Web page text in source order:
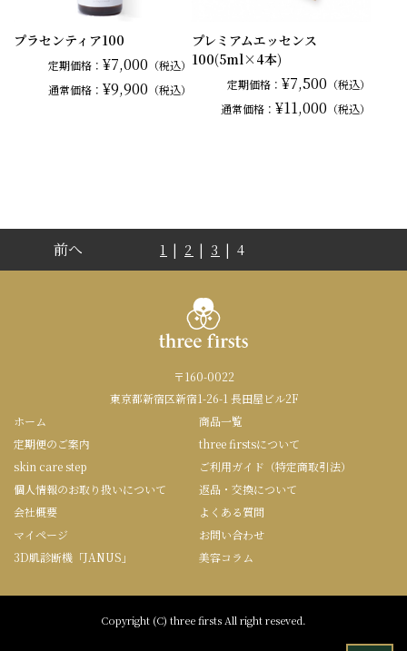
プラセンティア100
定期価格：¥7,000 （税込）
通常価格：¥9,900 （税込）
プレミアムエッセンス
100(5ml×4本)
定期価格： ¥7,500 （税込）
通常価格： ¥11,000 （税込）
前へ 1 | 2 | 3 | 4
〒160-0022
東京都新宿区新宿1-26-1 長田屋ビル2F
ホーム
商品一覧
定期便のご案内
three firstsについて
skin care step
ご利用ガイド（特定商取引法）
個人情報のお取り扱いについて
返品・交換について
会社概要
よくある質問
マイページ
お問い合わせ
3D肌診断機「JANUS」
美容コラム
Copyright (C) three firsts All right reseved.